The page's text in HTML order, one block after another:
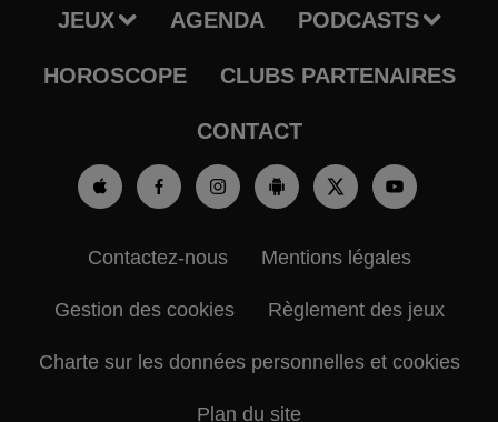
JEUX AGENDA PODCASTS
HOROSCOPE CLUBS PARTENAIRES
CONTACT
Contactez-nous Mentions légales
Gestion des cookies Règlement des jeux
Charte sur les données personnelles et cookies
Plan du site